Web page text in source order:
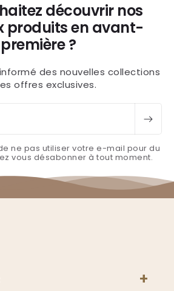
découvrir nos
produits en avant-
première ?
des nouvelles collections
offres exclusives.
ne pas utiliser votre e-mail pour du
vous désabonner à tout moment.